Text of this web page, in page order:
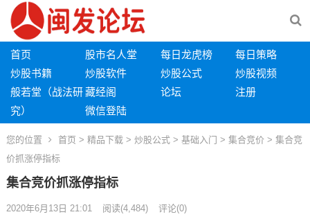
首页 股市名人堂 每日龙虎榜
每日策略
炒股书籍
炒股软件 炒股公式
炒股视频
般若堂（战法研
究）
藏经阁 论坛
注册
微信登陆
您的位置 首页 > 精品下载> 炒股公式> 基础入门 > 集合竞价 > 集合竞
价抓涨停指标
集合竞价抓涨停指标
2020年6月13日 21:01 阅读(4,484) 评论(0)